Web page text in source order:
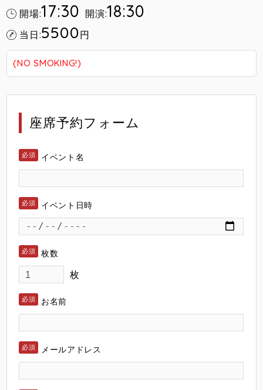
開場:17:30 開演:18:30
当日:5500円
(NO SMOKING!)
座席予約フォーム
イベント名
イベント日時
枚数
枚
お名前
メールアドレス